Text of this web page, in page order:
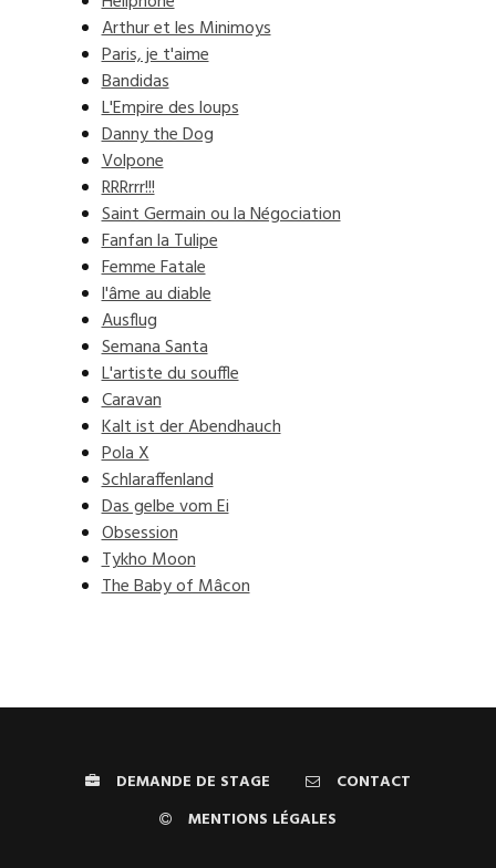
Arthur et les Minimoys
Paris, je t'aime
Bandidas
L'Empire des loups
Danny the Dog
Volpone
RRRrrr!!!
Saint Germain ou la Négociation
Fanfan la Tulipe
Femme Fatale
l'âme au diable
Ausflug
Semana Santa
L'artiste du souffle
Caravan
Kalt ist der Abendhauch
Pola X
Schlaraffenland
Das gelbe vom Ei
Obsession
Tykho Moon
The Baby of Mâcon
DEMANDE DE STAGE
CONTACT
MENTIONS LÉGALES